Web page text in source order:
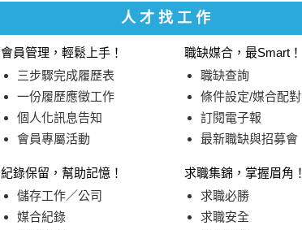
人才找工作
會員管理，輕鬆上手！
三步驟完成履歷表
一份履歷應徵工作
個人化訊息告知
會員專屬活動
職缺媒合，最Smart！
職缺查詢
條件設定/媒合配對
訂閱電子報
最新職缺與招募會
紀錄保留，幫助記憶！
儲存工作／公司
媒合紀錄
求職集錦，掌握眉角！
求職必勝
求職安全